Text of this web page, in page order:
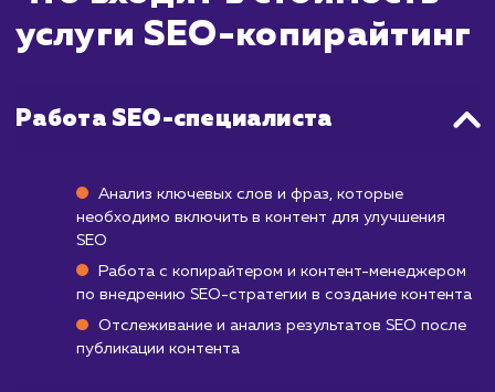
достижения видимых результатов,
значительно варьироваться и
качество текущего контента,
В общем случае, первые результаты от
копирайтинга могут стать заметными
через 1-2 месяца после публикации
Но для достижения более
прогресса и устойчивого роста